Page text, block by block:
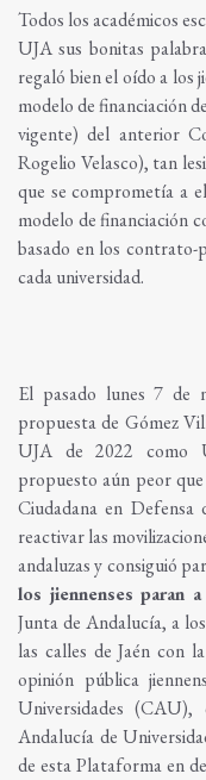
Todos los académicos
UJA sus bonitas
regaló bien el oído a los
modelo de financiación
vigente) del anterior
Rogelio Velasco), tan
que se comprometía a
modelo de financiación
basado en los
cada universidad.
El pasado lunes 7 de
propuesta de Gómez
UJA de 2022 como
propuesto aún peor
Ciudadana en
reactivar las
andaluzas y consiguió
los jiennenses paran
Junta de Andalucía, a
las calles de Jaén con
opinión pública
Universidades
Andalucía de
de esta Plataforma en